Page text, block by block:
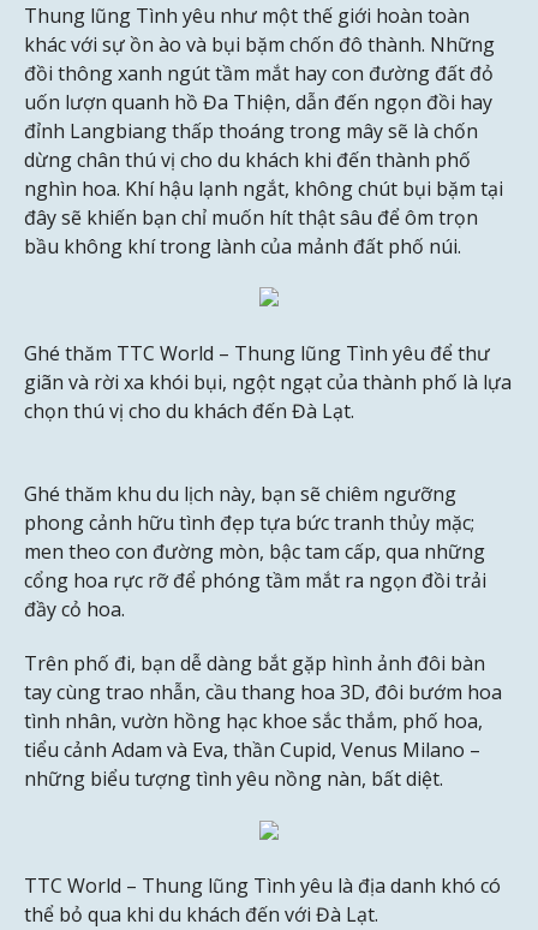
Thung lũng Tình yêu như một thế giới hoàn toàn
khác với sự ồn ào và bụi bặm chốn đô thành. Những
đồi thông xanh ngút tầm mắt hay con đường đất đỏ
uốn lượn quanh hồ Đa Thiện, dẫn đến ngọn đồi hay
đỉnh Langbiang thấp thoáng trong mây sẽ là chốn
dừng chân thú vị cho du khách khi đến thành phố
nghìn hoa. Khí hậu lạnh ngắt, không chút bụi bặm tại
đây sẽ khiến bạn chỉ muốn hít thật sâu để ôm trọn
bầu không khí trong lành của mảnh đất phố núi.
Ghé thăm TTC World – Thung lũng Tình yêu để thư
giãn và rời xa khói bụi, ngột ngạt của thành phố là lựa
chọn thú vị cho du khách đến Đà Lạt.
Ghé thăm khu du lịch này, bạn sẽ chiêm ngưỡng
phong cảnh hữu tình đẹp tựa bức tranh thủy mặc;
men theo con đường mòn, bậc tam cấp, qua những
cổng hoa rực rỡ để phóng tầm mắt ra ngọn đồi trải
đầy cỏ hoa.
Trên phố đi, bạn dễ dàng bắt gặp hình ảnh đôi bàn
tay cùng trao nhẫn, cầu thang hoa 3D, đôi bướm hoa
tình nhân, vườn hồng hạc khoe sắc thắm, phố hoa,
tiểu cảnh Adam và Eva, thần Cupid, Venus Milano –
những biểu tượng tình yêu nồng nàn, bất diệt.
TTC World – Thung lũng Tình yêu là địa danh khó có
thể bỏ qua khi du khách đến với Đà Lạt.